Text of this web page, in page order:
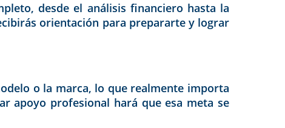
desde el análisis financiero hasta la
orientación para prepararte y lograr
o la marca, lo que realmente importa
apoyo profesional hará que esa meta se